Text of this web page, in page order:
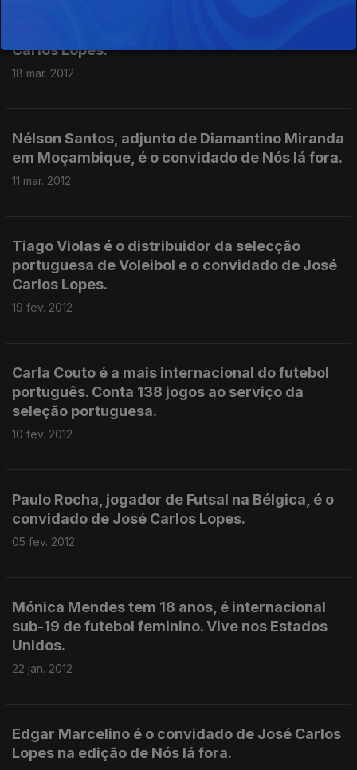
Carlos Lopes.
18 mar. 2012
Nélson Santos, adjunto de Diamantino Miranda
em Moçambique, é o convidado de Nós lá fora.
11 mar. 2012
Tiago Violas é o distribuidor da selecção
portuguesa de Voleibol e o convidado de José
Carlos Lopes.
19 fev. 2012
Carla Couto é a mais internacional do futebol
português. Conta 138 jogos ao serviço da
seleção portuguesa.
10 fev. 2012
Paulo Rocha, jogador de Futsal na Bélgica, é o
convidado de José Carlos Lopes.
05 fev. 2012
Mónica Mendes tem 18 anos, é internacional
sub-19 de futebol feminino. Vive nos Estados
Unidos.
22 jan. 2012
Edgar Marcelino é o convidado de José Carlos
Lopes na edição de Nós lá fora.